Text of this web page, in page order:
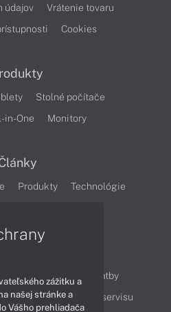
údajov
Vrátenie tovaru
Cookies
Stolné počítače
in-One
Monitory
Produkty
Technológie
doručenia a platby
služby Cenník servisu
zážitku a
našej stránke a
Vášho prehliadača